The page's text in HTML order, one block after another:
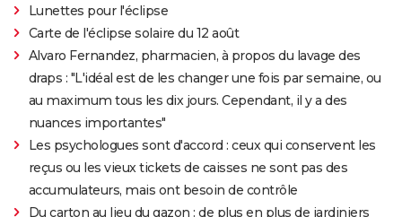
Lunettes pour l'éclipse
Carte de l'éclipse solaire du 12 août
Alvaro Fernandez, pharmacien, à propos du lavage des
draps : "L'idéal est de les changer une fois par semaine, ou
au maximum tous les dix jours. Cependant, il y a des
nuances importantes"
Les psychologues sont d'accord : ceux qui conservent les
reçus ou les vieux tickets de caisses ne sont pas des
accumulateurs, mais ont besoin de contrôle
Du carton au lieu du gazon : de plus en plus de jardiniers